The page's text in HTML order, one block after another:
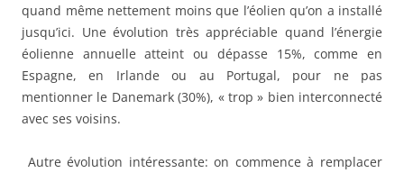
quand même nettement moins que l’éolien qu’on a installé
jusqu’ici. Une évolution très appréciable quand l’énergie
éolienne annuelle atteint ou dépasse 15%, comme en
Espagne, en Irlande ou au Portugal, pour ne pas
mentionner le Danemark (30%), « trop » bien interconnecté
avec ses voisins.
Autre évolution intéressante: on commence à remplacer